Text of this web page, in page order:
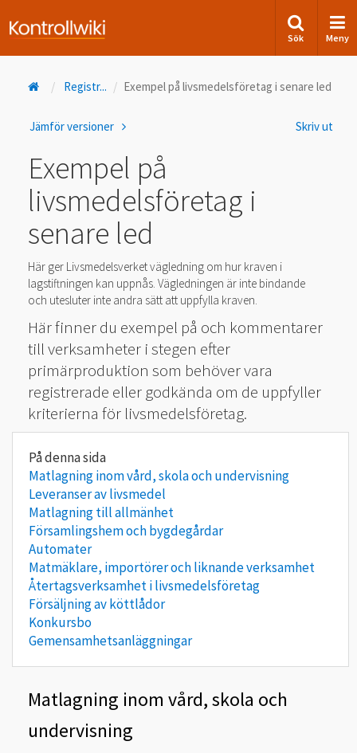
Sök Meny
Registr... Exempel på livsmedelsföretag i senare led
Skriv ut
Jämför versioner
Exempel på
livsmedelsföretag i
senare led
Här ger Livsmedelsverket vägledning om hur kraven i
lagstiftningen kan uppnås. Vägledningen är inte bindande
och utesluter inte andra sätt att uppfylla kraven.
Här finner du exempel på och kommentarer
till verksamheter i stegen efter
primärproduktion som behöver vara
registrerade eller godkända om de uppfyller
kriterierna för livsmedelsföretag.
Matlagning inom vård, skola och undervisning
Leveranser av livsmedel
Matlagning till allmänhet
Församlingshem och bygdegårdar
Automater
Matmäklare, importörer och liknande verksamhet
Återtagsverksamhet i livsmedelsföretag
Försäljning av köttlådor
Konkursbo
Gemensamhetsanläggningar
Matlagning inom vård, skola och
undervisning